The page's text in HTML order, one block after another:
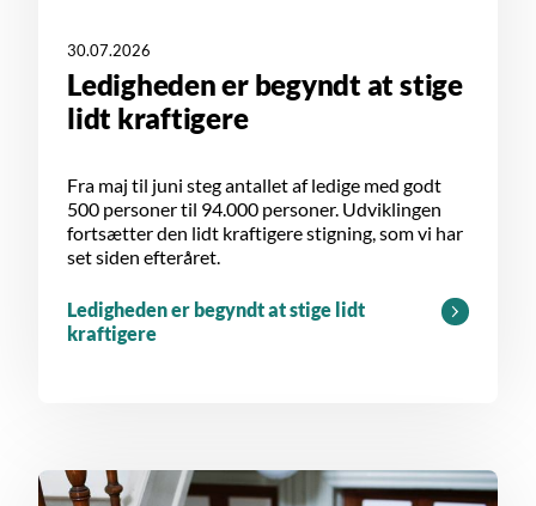
30.07.2026
Ledigheden er begyndt at stige
lidt kraftigere
Fra maj til juni steg antallet af ledige med godt
500 personer til 94.000 personer. Udviklingen
fortsætter den lidt kraftigere stigning, som vi har
set siden efteråret.
Ledigheden er begyndt at stige lidt
kraftigere